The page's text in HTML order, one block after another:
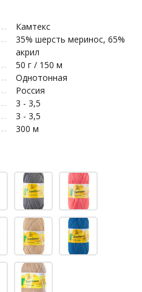
Камтекс
35% шерсть меринос, 65%
акрил
50 г / 150 м
Однотонная
Россия
3 - 3,5
3 - 3,5
300 м